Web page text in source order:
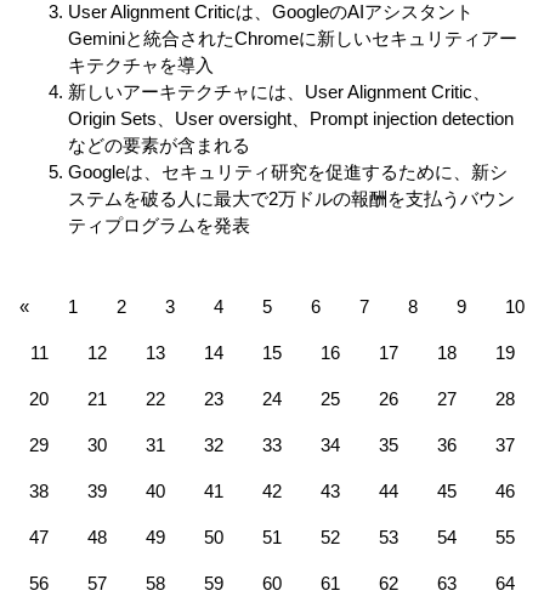
User Alignment Criticは、GoogleのAIアシスタント
Geminiと統合されたChromeに新しいセキュリティアー
キテクチャを導入
新しいアーキテクチャには、User Alignment Critic、
Origin Sets、User oversight、Prompt injection detection
などの要素が含まれる
Googleは、セキュリティ研究を促進するために、新シ
ステムを破る人に最大で2万ドルの報酬を支払うバウン
ティプログラムを発表
« 1 2 3 4 5 6 7 8 9 10
11 12 13 14 15 16 17 18 19
20 21 22 23 24 25 26 27 28
29 30 31 32 33 34 35 36 37
38 39 40 41 42 43 44 45 46
47 48 49 50 51 52 53 54 55
56 57 58 59 60 61 62 63 64